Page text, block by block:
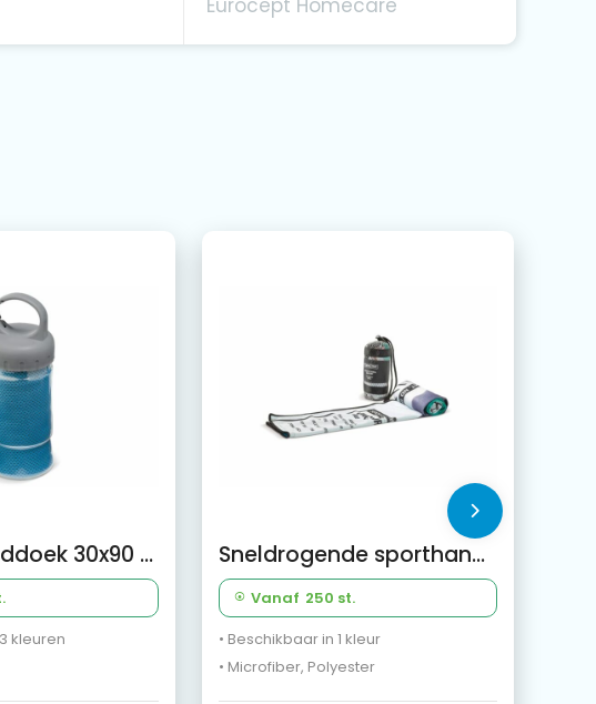
Eurocept Homecare
Fitness handdoek 30x90 cm
kleuren
Sneldrogende sporthanddoek met custom-made print en tas
Vanaf 250 st.
• Beschikbaar in 1 kleur
• Microfiber, Polyester